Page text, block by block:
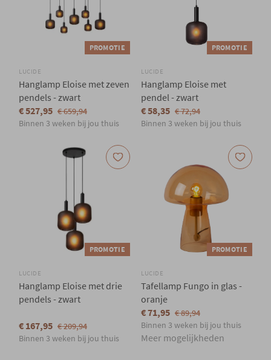
PROMOTIE
LUCIDE
Hanglamp Eloise met zeven
pendels - zwart
€ 527,95 € 659,94
Binnen 3 weken bij jou thuis
PROMOTIE
LUCIDE
Hanglamp Eloise met
pendel - zwart
€ 58,35 € 72,94
Binnen 3 weken bij jou thuis
PROMOTIE
LUCIDE
Hanglamp Eloise met drie
pendels - zwart
€ 167,95 € 209,94
Binnen 3 weken bij jou thuis
PROMOTIE
LUCIDE
Tafellamp Fungo in glas -
oranje
€ 71,95 € 89,94
Binnen 3 weken bij jou thuis
Meer mogelijkheden